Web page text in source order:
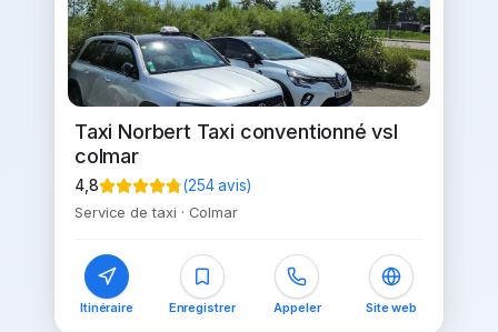
Taxi Norbert Taxi conventionné vsl
colmar
4,8 (254avis)
Service de taxi · Colmar
Itinéraire Enregistrer Appeler Site web